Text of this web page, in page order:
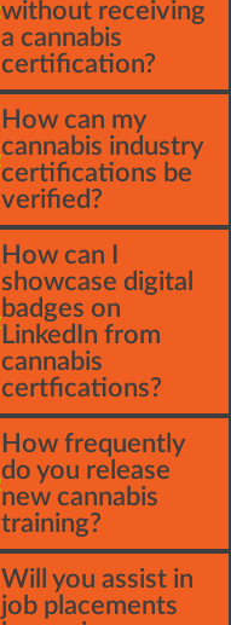
without receiving
a cannabis
certification?
How can my
cannabis industry
certifications be
verified?
How can I
showcase digital
badges on
LinkedIn from
cannabis
certfications?
How frequently
do you release
new cannabis
training?
Will you assist in
job placements